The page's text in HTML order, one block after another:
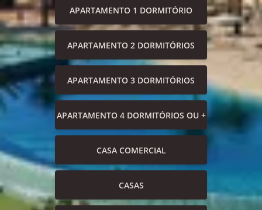
APARTAMENTO 1 DORMITÓRIO
APARTAMENTO 2 DORMITÓRIOS
APARTAMENTO 3 DORMITÓRIOS
APARTAMENTO 4 DORMITÓRIOS OU +
CASA COMERCIAL
CASAS